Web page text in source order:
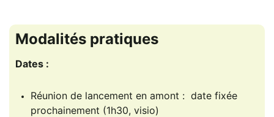
Modalités pratiques
Dates :
Réunion de lancement en amont : date fixée
prochainement (1h30, visio)